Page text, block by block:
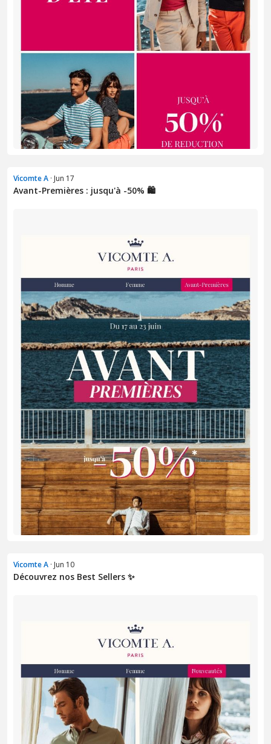
Vicomte A · Jun 17
Avant-Premières : jusqu'à -50% 🛍️
Vicomte A · Jun 10
Découvrez nos Best Sellers ✨